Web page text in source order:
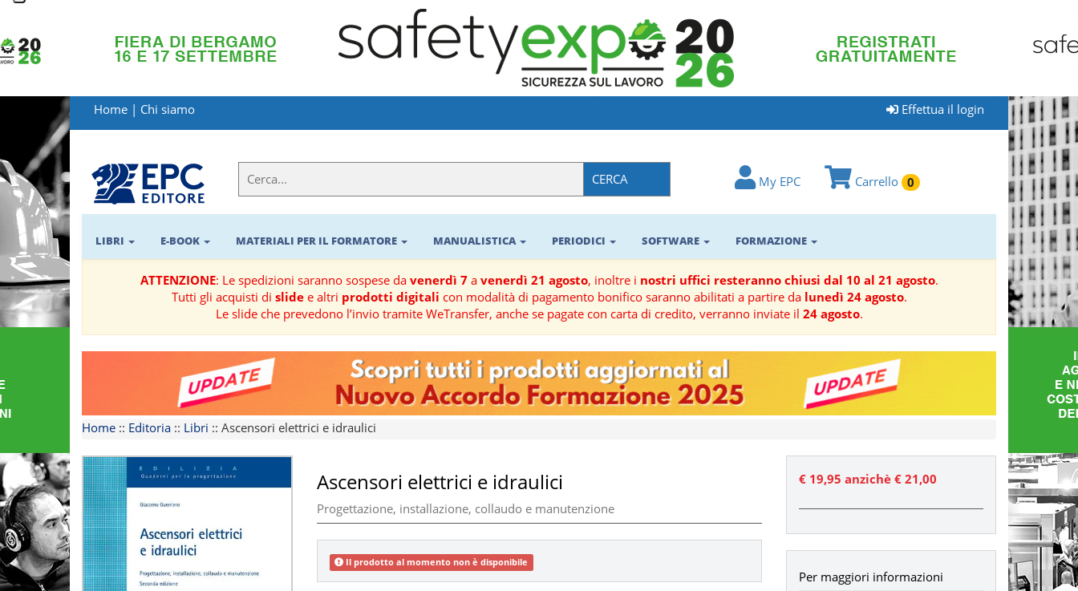
LIBRI
MATERIALI
PER
IL
FORMATORE
E-
BOOK
RIVISTE
MANUALISTICA
SOFTWARE
TEMATICHE
Home | Chi siamo Effettua il login
CERCA My EPC Carrello 0
LIBRI E-BOOK MATERIALI PER IL FORMATORE MANUALISTICA PERIODICI SOFTWARE FORMAZIONE
ATTENZIONE: Le spedizioni saranno sospese da venerdì 7a venerdì 21 agosto, inoltre i nostri uffici resteranno chiusi dal 10 al 21 agosto.
Tutti gli acquisti di slidee altri prodotti digitali con modalità di pagamento bonifico saranno abilitati a partire da lunedì 24 agosto.
Le slide che prevedono l’invio tramite WeTransfer, anche se pagate con carta di credito, verranno inviate il 24 agosto.
Home :: Editoria :: Libri :: Ascensori elettrici e idraulici
Ascensori elettrici e idraulici
Progettazione, installazione, collaudo e manutenzione
Il prodotto al momento non è disponibile
€ 19,95 anzichè € 21,00
Per maggiori informazioni